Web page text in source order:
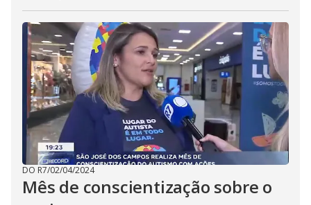
DO R7/02/04/2024
Mês de conscientização sobre o